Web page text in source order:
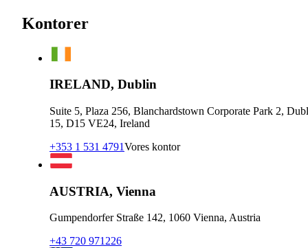
Kontorer
IRELAND, Dublin
Suite 5, Plaza 256, Blanchardstown Corporate Park 2,
15, D15 VE24, Ireland
+353 1 531 4791Vores kontor
AUSTRIA, Vienna
Gumpendorfer Straße 142, 1060 Vienna, Austria
+43 720 971226